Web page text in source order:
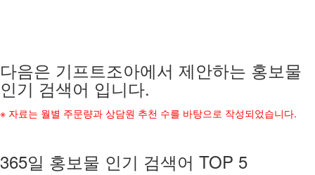
다음은 기프트조아에서 제안하는 홍보물
인기 검색어 입니다.
※ 자료는 월별 주문량과 상담원 추천 수를 바탕으로 작성되었습니다.
365일 홍보물 인기 검색어 TOP 5